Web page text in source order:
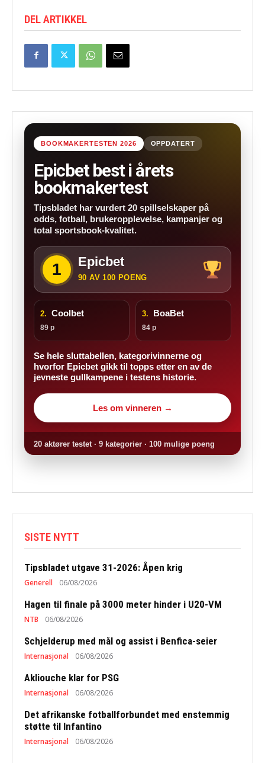
DEL ARTIKKEL
BOOKMAKERTESTEN 2026 OPPDATERT
Epicbet best i årets
bookmakertest
Tipsbladet har vurdert 20 spillselskaper på
odds, fotball, brukeropplevelse, kampanjer og
total sportsbook-kvalitet.
1 Epicbet
90 AV 100 POENG
2. Coolbet
89 p
3. BoaBet
84 p
Se hele sluttabellen, kategorivinnerne og
hvorfor Epicbet gikk til topps etter en av de
jevneste gullkampene i testens historie.
Les om vinneren →
20 aktører testet · 9 kategorier · 100 mulige poeng
SISTE NYTT
Tipsbladet utgave 31-2026: Åpen krig
Generell 06/08/2026
Hagen til finale på 3000 meter hinder i U20-VM
NTB 06/08/2026
Schjelderup med mål og assist i Benfica-seier
Internasjonal 06/08/2026
Akliouche klar for PSG
Internasjonal 06/08/2026
Det afrikanske fotballforbundet med enstemmig
støtte til Infantino
Internasjonal 06/08/2026